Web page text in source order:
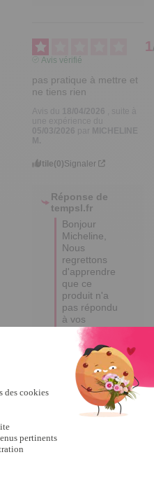
1
Avis vérifié
pas pratique à mettre et
ne tiens rien
18/04/2026
, suite à
05/03/2026
MICHELINE
M.
Utile(0)Signaler
Réponse de
tempsl.fr
Bonjour
Micheline,
Nous
regrettons
d'apprendre
que ce
produit n'a
pas répondu
à vos
attentes.
Votre retour
est précieux
et nous aide
à améliorer
notre offre.
Bonne
journée,